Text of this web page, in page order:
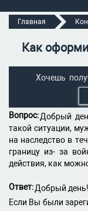
Главная
Как
Хочешь
Вопрос:Добрый
такой ситуации,
на наследство в
границу из- за
действия, как
Ответ:Добрый день!
Если Вы были